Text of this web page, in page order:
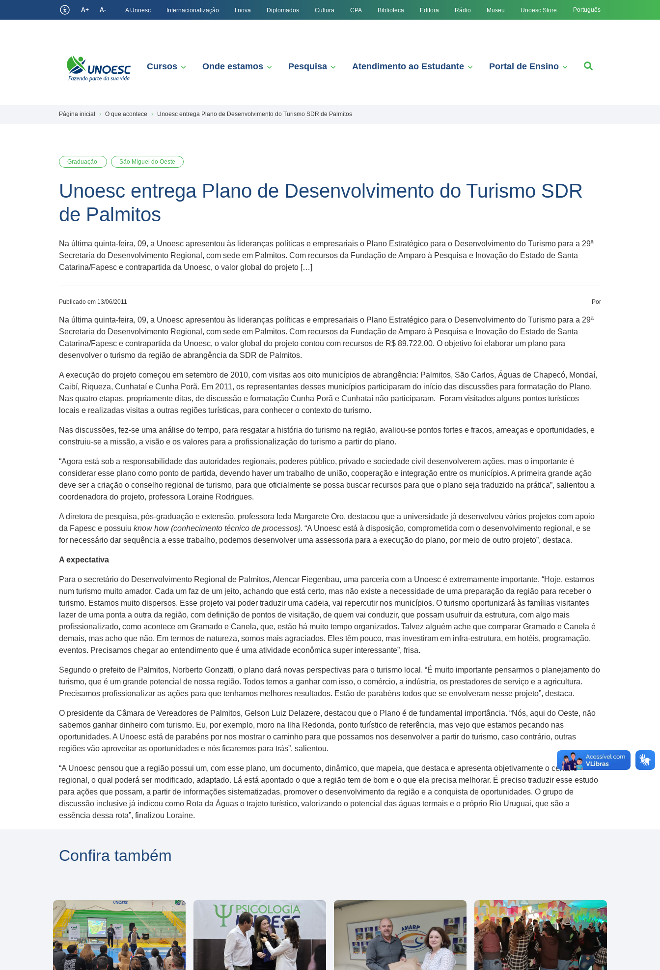
A+ A- A Unoesc Internacionalização I.nova Diplomados Cultura CPA Biblioteca Editora Rádio Museu Unoesc Store Português
Cursos Onde estamos Pesquisa Atendimento ao Estudante Portal de Ensino
Página inicial O que acontece Unoesc entrega Plano de Desenvolvimento do Turismo SDR de Palmitos
Graduação São Miguel do Oeste
Unoesc entrega Plano de Desenvolvimento do Turismo SDR
de Palmitos
Na última quinta-feira, 09, a Unoesc apresentou às lideranças políticas e empresariais o Plano Estratégico para o Desenvolvimento do Turismo para a 29ª
Secretaria do Desenvolvimento Regional, com sede em Palmitos. Com recursos da Fundação de Amparo à Pesquisa e Inovação do Estado de Santa
Catarina/Fapesc e contrapartida da Unoesc, o valor global do projeto […]
Publicado em 13/06/2011 Por
Na última quinta-feira, 09, a Unoesc apresentou às lideranças políticas e empresariais o Plano Estratégico para o Desenvolvimento do Turismo para a 29ª
Secretaria do Desenvolvimento Regional, com sede em Palmitos. Com recursos da Fundação de Amparo à Pesquisa e Inovação do Estado de Santa
Catarina/Fapesc e contrapartida da Unoesc, o valor global do projeto contou com recursos de R$ 89.722,00. O objetivo foi elaborar um plano para
desenvolver o turismo da região de abrangência da SDR de Palmitos.
A execução do projeto começou em setembro de 2010, com visitas aos oito municípios de abrangência: Palmitos, São Carlos, Águas de Chapecó, Mondaí,
Caibí, Riqueza, Cunhataí e Cunha Porã. Em 2011, os representantes desses municípios participaram do início das discussões para formatação do Plano.
Nas quatro etapas, propriamente ditas, de discussão e formatação Cunha Porã e Cunhataí não participaram. Foram visitados alguns pontos turísticos
locais e realizadas visitas a outras regiões turísticas, para conhecer o contexto do turismo.
Nas discussões, fez-se uma análise do tempo, para resgatar a história do turismo na região, avaliou-se pontos fortes e fracos, ameaças e oportunidades, e
construiu-se a missão, a visão e os valores para a profissionalização do turismo a partir do plano.
“Agora está sob a responsabilidade das autoridades regionais, poderes público, privado e sociedade civil desenvolverem ações, mas o importante é
considerar esse plano como ponto de partida, devendo haver um trabalho de união, cooperação e integração entre os municípios. A primeira grande ação
deve ser a criação o conselho regional de turismo, para que oficialmente se possa buscar recursos para que o plano seja traduzido na prática”, salientou a
coordenadora do projeto, professora Loraine Rodrigues.
A diretora de pesquisa, pós-graduação e extensão, professora Ieda Margarete Oro, destacou que a universidade já desenvolveu vários projetos com apoio
da Fapesc e possuiu know how (conhecimento técnico de processos). “A Unoesc está à disposição, comprometida com o desenvolvimento regional, e se
for necessário dar sequência a esse trabalho, podemos desenvolver uma assessoria para a execução do plano, por meio de outro projeto”, destaca.
A expectativa
Para o secretário do Desenvolvimento Regional de Palmitos, Alencar Fiegenbau, uma parceria com a Unoesc é extremamente importante. “Hoje, estamos
num turismo muito amador. Cada um faz de um jeito, achando que está certo, mas não existe a necessidade de uma preparação da região para receber o
turismo. Estamos muito dispersos. Esse projeto vai poder traduzir uma cadeia, vai repercutir nos municípios. O turismo oportunizará às famílias visitantes
lazer de uma ponta a outra da região, com definição de pontos de visitação, de quem vai conduzir, que possam usufruir da estrutura, com algo mais
profissionalizado, como acontece em Gramado e Canela, que, estão há muito tempo organizados. Talvez alguém ache que comparar Gramado e Canela é
demais, mas acho que não. Em termos de natureza, somos mais agraciados. Eles têm pouco, mas investiram em infra-estrutura, em hotéis, programação,
eventos. Precisamos chegar ao entendimento que é uma atividade econômica super interessante”, frisa.
Segundo o prefeito de Palmitos, Norberto Gonzatti, o plano dará novas perspectivas para o turismo local. “É muito importante pensarmos o planejamento do
turismo, que é um grande potencial de nossa região. Todos temos a ganhar com isso, o comércio, a indústria, os prestadores de serviço e a agricultura.
Precisamos profissionalizar as ações para que tenhamos melhores resultados. Estão de parabéns todos que se envolveram nesse projeto”, destaca.
O presidente da Câmara de Vereadores de Palmitos, Gelson Luiz Delazere, destacou que o Plano é de fundamental importância. “Nós, aqui do Oeste, não
sabemos ganhar dinheiro com turismo. Eu, por exemplo, moro na Ilha Redonda, ponto turístico de referência, mas vejo que estamos pecando nas
oportunidades. A Unoesc está de parabéns por nos mostrar o caminho para que possamos nos desenvolver a partir do turismo, caso contrário, outras
regiões vão aproveitar as oportunidades e nós ficaremos para trás”, salientou.
“A Unoesc pensou que a região possui um, com esse plano, um documento, dinâmico, que mapeia, que destaca e apresenta objetivamente o cenário
regional, o qual poderá ser modificado, adaptado. Lá está apontado o que a região tem de bom e o que ela precisa melhorar. É preciso traduzir esse estudo
para ações que possam, a partir de informações sistematizadas, promover o desenvolvimento da região e a conquista de oportunidades. O grupo de
discussão inclusive já indicou como Rota da Águas o trajeto turístico, valorizando o potencial das águas termais e o próprio Rio Uruguai, que são a
essência dessa rota”, finalizou Loraine.
Confira também